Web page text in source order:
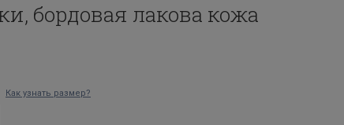
бордовая лакова кожа
Как узнать размер?